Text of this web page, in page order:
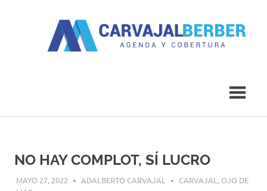
NO HAY COMPLOT, SÍ LUCRO
MAYO 27, 2022 ADALBERTO CARVAJAL CARVAJAL , OJO DE